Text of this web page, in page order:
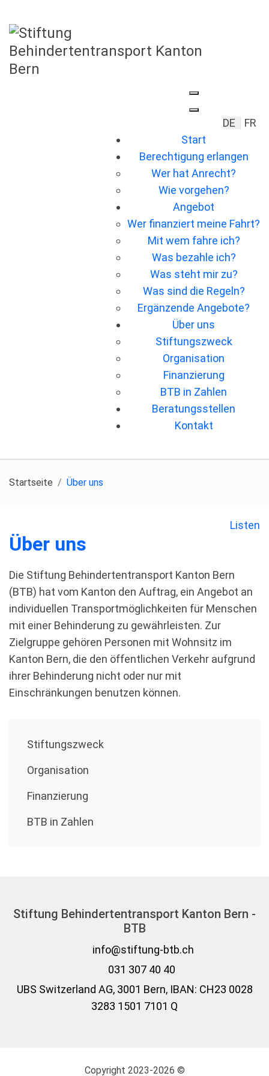
Sprache
DE
FR
Start
Berechtigung erlangen
Wer hat Anrecht?
Wie vorgehen?
Angebot
Wer ﬁnanziert meine Fahrt?
Mit wem fahre ich?
Was bezahle ich?
Was steht mir zu?
Was sind die Regeln?
Ergänzende Angebote?
Über uns
Stiftungszweck
Organisation
Finanzierung
BTB in Zahlen
Beratungsstellen
Kontakt
Startseite Über uns
Listen
Über uns
Die Stiftung Behindertentransport Kanton Bern
(BTB) hat vom Kanton den Auftrag, ein Angebot an
individuellen Transportmöglichkeiten für Menschen
mit einer Behinderung zu gewährleisten. Zur
Zielgruppe gehören Personen mit Wohnsitz im
Kanton Bern, die den öffentlichen Verkehr aufgrund
ihrer Behinderung nicht oder nur mit
Einschränkungen benutzen können.
Stiftungszweck
Organisation
Finanzierung
BTB in Zahlen
Stiftung Behindertentransport Kanton Bern -
BTB
info@stiftung-btb.ch
031 307 40 40
UBS Switzerland AG, 3001 Bern, IBAN: CH23 0028
3283 1501 7101 Q
Copyright 2023-2026 ©